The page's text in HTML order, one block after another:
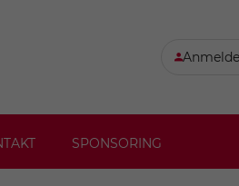
SPONSORING